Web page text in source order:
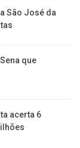
São José da
que
acerta 6